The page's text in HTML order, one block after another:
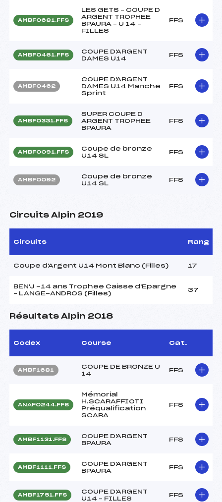
AMBF0681.FFS
LES GETS – COUPE D
ARGENT TROPHEE
BPAURA – U 14 –
FILLES
FFS
AMBF0461.FFS
COUPE D'ARGENT
DAMES U14
FFS
AMBF0462
COUPE D'ARGENT
DAMES U14 Manche
Sprint
FFS
AMBF0331.FFS
SUPER COUPE D
ARGENT TROPHEE
BPAURA
FFS
AMBF0091.FFS
Coupe de bronze
U14 SL
FFS
AMBF0092
Coupe de bronze
U14 SL
FFS
Circuits Alpin 2019
Circuits Rang
Coupe d'Argent U14 Mont Blanc (Filles) 17
BEN'J -14 ans Trophee Caisse d'Epargne
– LANGE-ANDROS (Filles)
37
Résultats Alpin 2018
Codex Course Cat.
AMBF1681
COUPE DE BRONZE U
14
FFS
ANAF0244.FFS
Mémorial
H.SCARAFFIOTI
Préqualification
SCARA
FFS
AMBF1131.FFS
COUPE D'ARGENT
BPAURA
FFS
AMBF1111.FFS
COUPE D'ARGENT
BPAURA
FFS
AMBF1751.FFS
COUPE D'ARGENT
U14 – FILLES
FFS